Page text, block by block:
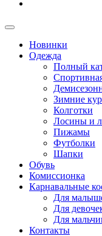
Новинки
Одежда
Полный
Зимние
Колготки
Лосины и
Пижамы
Футболки
Шапки
Обувь
Комиссионка
Карнавальные
Для
Для
Для
Контакты